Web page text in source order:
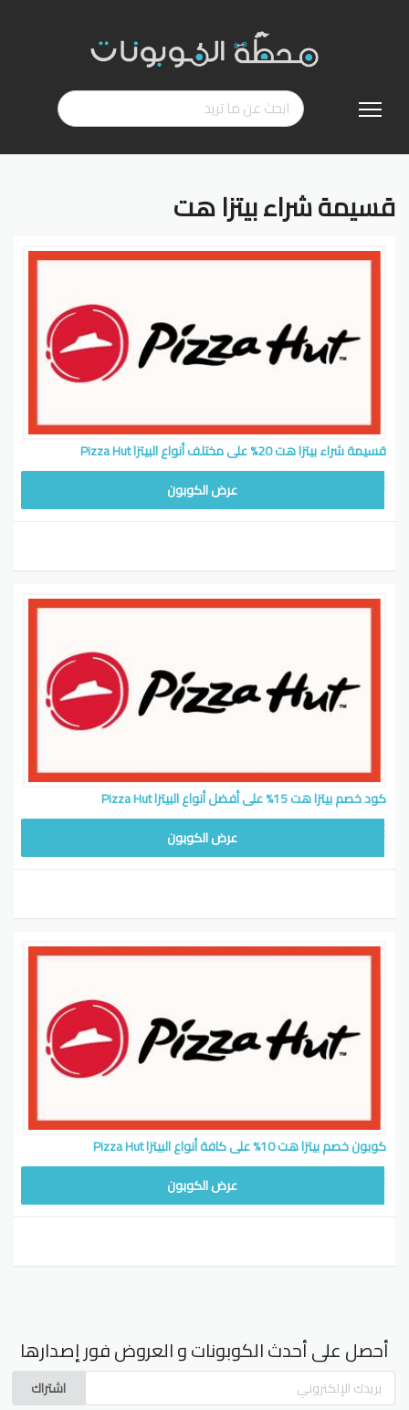
إلى
قسيمة شراء بيتزا هت
قسيمة شراء بيتزا هت 20% على مختلف أنواع البيتزا Pizza Hut
عرض الكوبون
كود خصم بيتزا هت 15% على أفضل أنواع البيتزا Pizza Hut
عرض الكوبون
كوبون خصم بيتزا هت 10% على كافة أنواع البيتزا Pizza Hut
عرض الكوبون
أحصل على أحدث الكوبونات و العروض فور إصدارها
اشتراك